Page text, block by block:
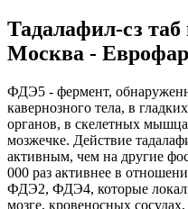
Тадалафил-сз
Москва -
ФДЭ5 - фермент,
кавернозного тела, в
органов, в скелетных
мозжечке. Действие
активным, чем на другие
000 раз активнее в
ФДЭ2, ФДЭ4, которые
мозге, кровеносных